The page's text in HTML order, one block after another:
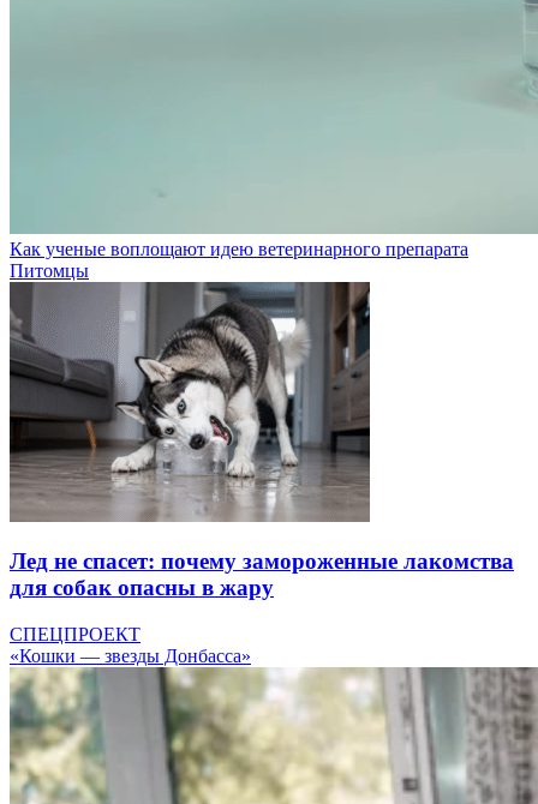
Как ученые воплощают идею ветеринарного препарата
Питомцы
Лед не спасет: почему замороженные лакомства
для собак опасны в жару
СПЕЦПРОЕКТ
«Кошки — звезды Донбасса»